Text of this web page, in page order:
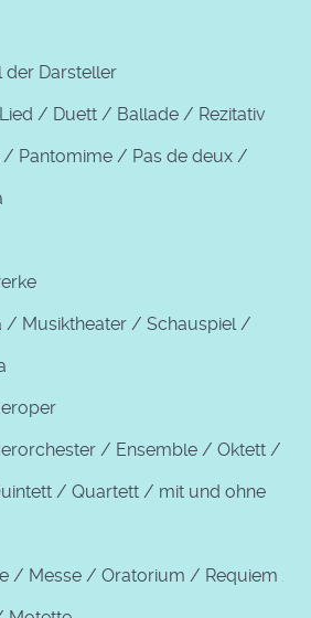
der Darsteller
/ Duett / Ballade / Rezitativ
/ Pantomime / Pas de deux /
/ Musiktheater / Schauspiel /
/ Ensemble / Oktett /
/ Quartett / mit und ohne
/ Messe / Oratorium / Requiem /